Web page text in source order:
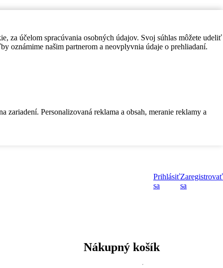
za účelom spracúvania osobných údajov. Svoj súhlas môžete udeliť
oznámime našim partnerom a neovplyvnia údaje o prehliadaní.
Personalizovaná reklama a obsah, meranie reklamy a
Prihlásiť
sa
Zaregistrovať
sa
Nákupný košík